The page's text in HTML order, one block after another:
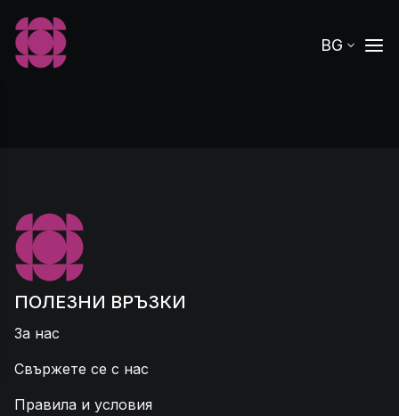
BG
ПОЛЕЗНИ ВРЪЗКИ
За нас
Свържете се с нас
Правила и условия